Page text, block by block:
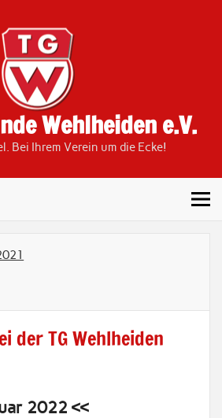
Wehlheiden e.V.
Bei Ihrem Verein um die Ecke!
der TG Wehlheiden
2022 <<